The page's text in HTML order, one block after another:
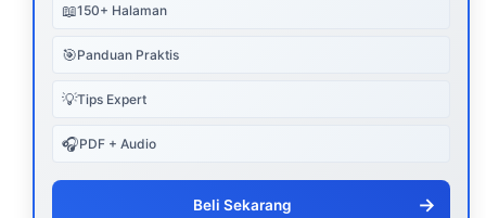
📖150+ Halaman
🎯Panduan Praktis
💡Tips Expert
🎧PDF + Audio
Beli Sekarang →